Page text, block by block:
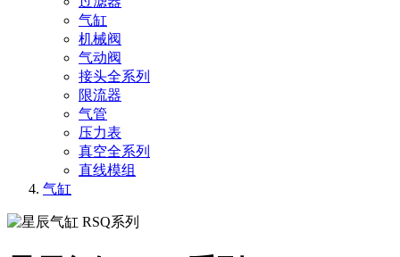
气缸
机械阀
气动阀
接头全系列
限流器
气管
压力表
真空全系列
直线模组
气缸